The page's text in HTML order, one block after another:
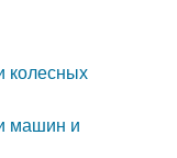
колесных
машин и